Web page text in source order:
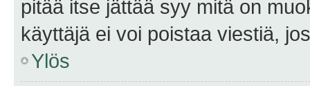
pitää itse jättää syy mitä on
käyttäjä ei voi poistaa viestiä,
Ylös